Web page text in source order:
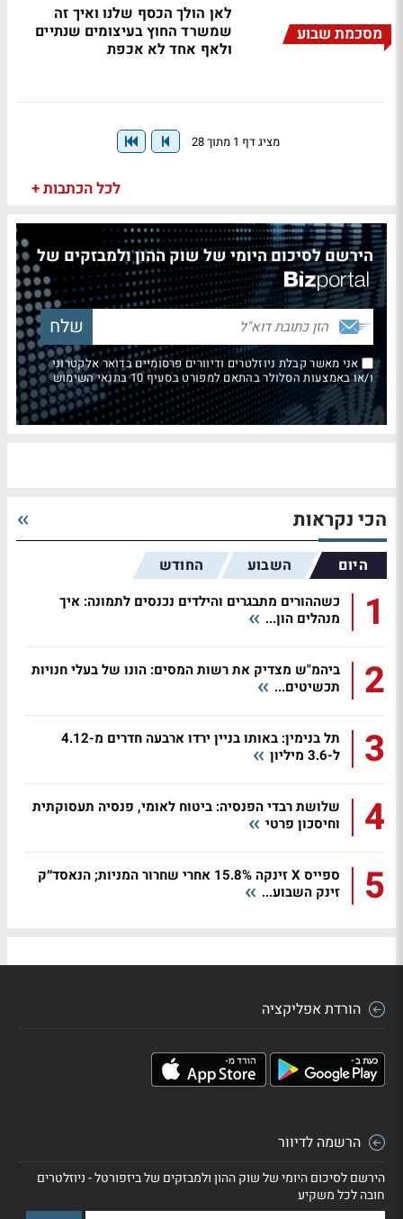
מסכמת שבוע
לאן הולך הכסף שלנו ואיך זה
שמשרד החוץ בעיצומים שנתיים
ולאף אחד לא אכפת
מציג דף 1 מתוך 28
לכל הכתבות +
הירשם לסיכום היומי של שוק ההון ולמבזקים של
אני מאשר קבלת ניוזלטרים ודיוורים פרסומיים בדואר אלקטרוני
ו/או באמצעות הסלולר בהתאם למפורט בסעיף 10 בתנאי השימוש
הכי נקראות
היום השבוע החודש
1
כשההורים מתבגרים והילדים נכנסים לתמונה: איך
מנהלים הון...
2
ביהמ"ש מצדיק את רשות המסים: הונו של בעלי חנויות
תכשיטים...
3
תל בנימין: באותו בניין ירדו ארבעה חדרים מ-4.12
ל-3.6 מיליון
4
שלושת רבדי הפנסיה: ביטוח לאומי, פנסיה תעסוקתית
וחיסכון פרטי
5
ספייס X זינקה 15.8% אחרי שחרור המניות; הנאסד״ק
זינק השבוע...
הורדת אפליקציה
הרשמה לדיוור
הירשם לסיכום היומי של שוק ההון ולמבזקים של ביזפורטל - ניוזלטרים
חובה לכל משקיע